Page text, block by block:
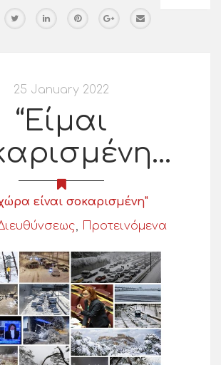
25 January 2022
“Είμαι
είναι σοκαρισμένη"
, Προτεινόμενα